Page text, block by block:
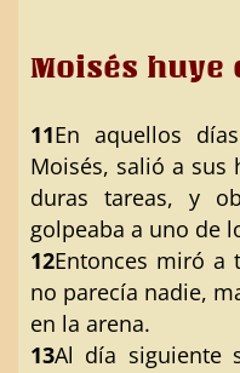
Moisés huye
11En aquellos
Moisés, salió a sus
duras tareas, y
golpeaba a uno de
12Entonces miró a
no parecía nadie,
en la arena.
13Al día siguiente